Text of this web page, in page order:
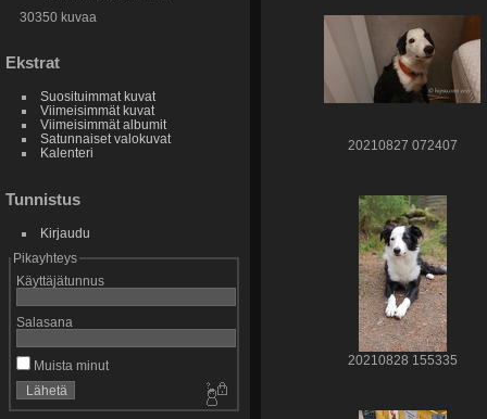
30350 kuvaa
Ekstrat
Suosituimmat kuvat
Viimeisimmät kuvat
Viimeisimmät albumit
Satunnaiset valokuvat
Kalenteri
Tunnistus
Kirjaudu
Pikayhteys
Käyttäjätunnus
Salasana
Muista minut
20210827 072407
20210828 155335